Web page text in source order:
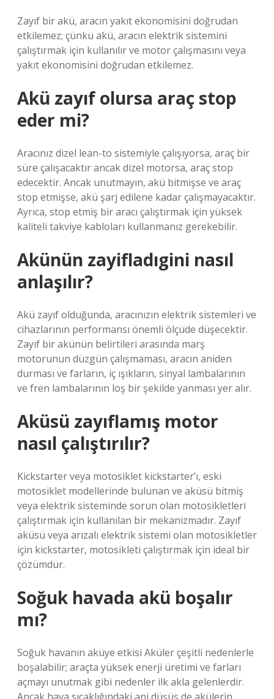
Zayıf bir akü, aracın yakıt ekonomisini doğrudan
etkilemez; çünkü akü, aracın elektrik sistemini
çalıştırmak için kullanılır ve motor çalışmasını veya
yakıt ekonomisini doğrudan etkilemez.
Akü zayıf olursa araç stop
eder mi?
Aracınız dizel lean-to sistemiyle çalışıyorsa, araç bir
süre çalışacaktır ancak dizel motorsa, araç stop
edecektir. Ancak unutmayın, akü bitmişse ve araç
stop etmişse, akü şarj edilene kadar çalışmayacaktır.
Ayrıca, stop etmiş bir aracı çalıştırmak için yüksek
kaliteli takviye kabloları kullanmanız gerekebilir.
Akünün zayifladıgini nasıl
anlaşılır?
Akü zayıf olduğunda, aracınızın elektrik sistemleri ve
cihazlarının performansı önemli ölçüde düşecektir.
Zayıf bir akünün belirtileri arasında marş
motorunun düzgün çalışmaması, aracın aniden
durması ve farların, iç ışıkların, sinyal lambalarının
ve fren lambalarının loş bir şekilde yanması yer alır.
Aküsü zayıflamış motor
nasıl çalıştırılır?
Kickstarter veya motosiklet kickstarter’ı, eski
motosiklet modellerinde bulunan ve aküsü bitmiş
veya elektrik sisteminde sorun olan motosikletleri
çalıştırmak için kullanılan bir mekanizmadır. Zayıf
aküsü veya arızalı elektrik sistemi olan motosikletler
için kickstarter, motosikleti çalıştırmak için ideal bir
çözümdür.
Soğuk havada akü boşalır
mı?
Soğuk havanın aküye etkisi Aküler çeşitli nedenlerle
boşalabilir; araçta yüksek enerji üretimi ve farları
açmayı unutmak gibi nedenler ilk akla gelenlerdir.